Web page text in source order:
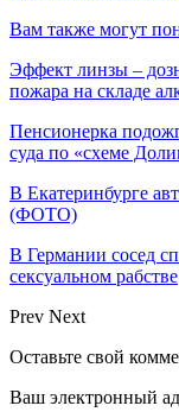
Вам также могут
Эффект линзы –
пожара на складе
Пенсионерка
суда по «схеме
В Екатеринбурге
(ФОТО)
В Германии сосед
сексуальном рабстве
Prev Next
Оставьте свой
Ваш электронный